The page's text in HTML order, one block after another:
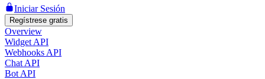
Iniciar Sesión
Regístrese gratis
Overview
Widget API
Webhooks API
Chat API
Bot API